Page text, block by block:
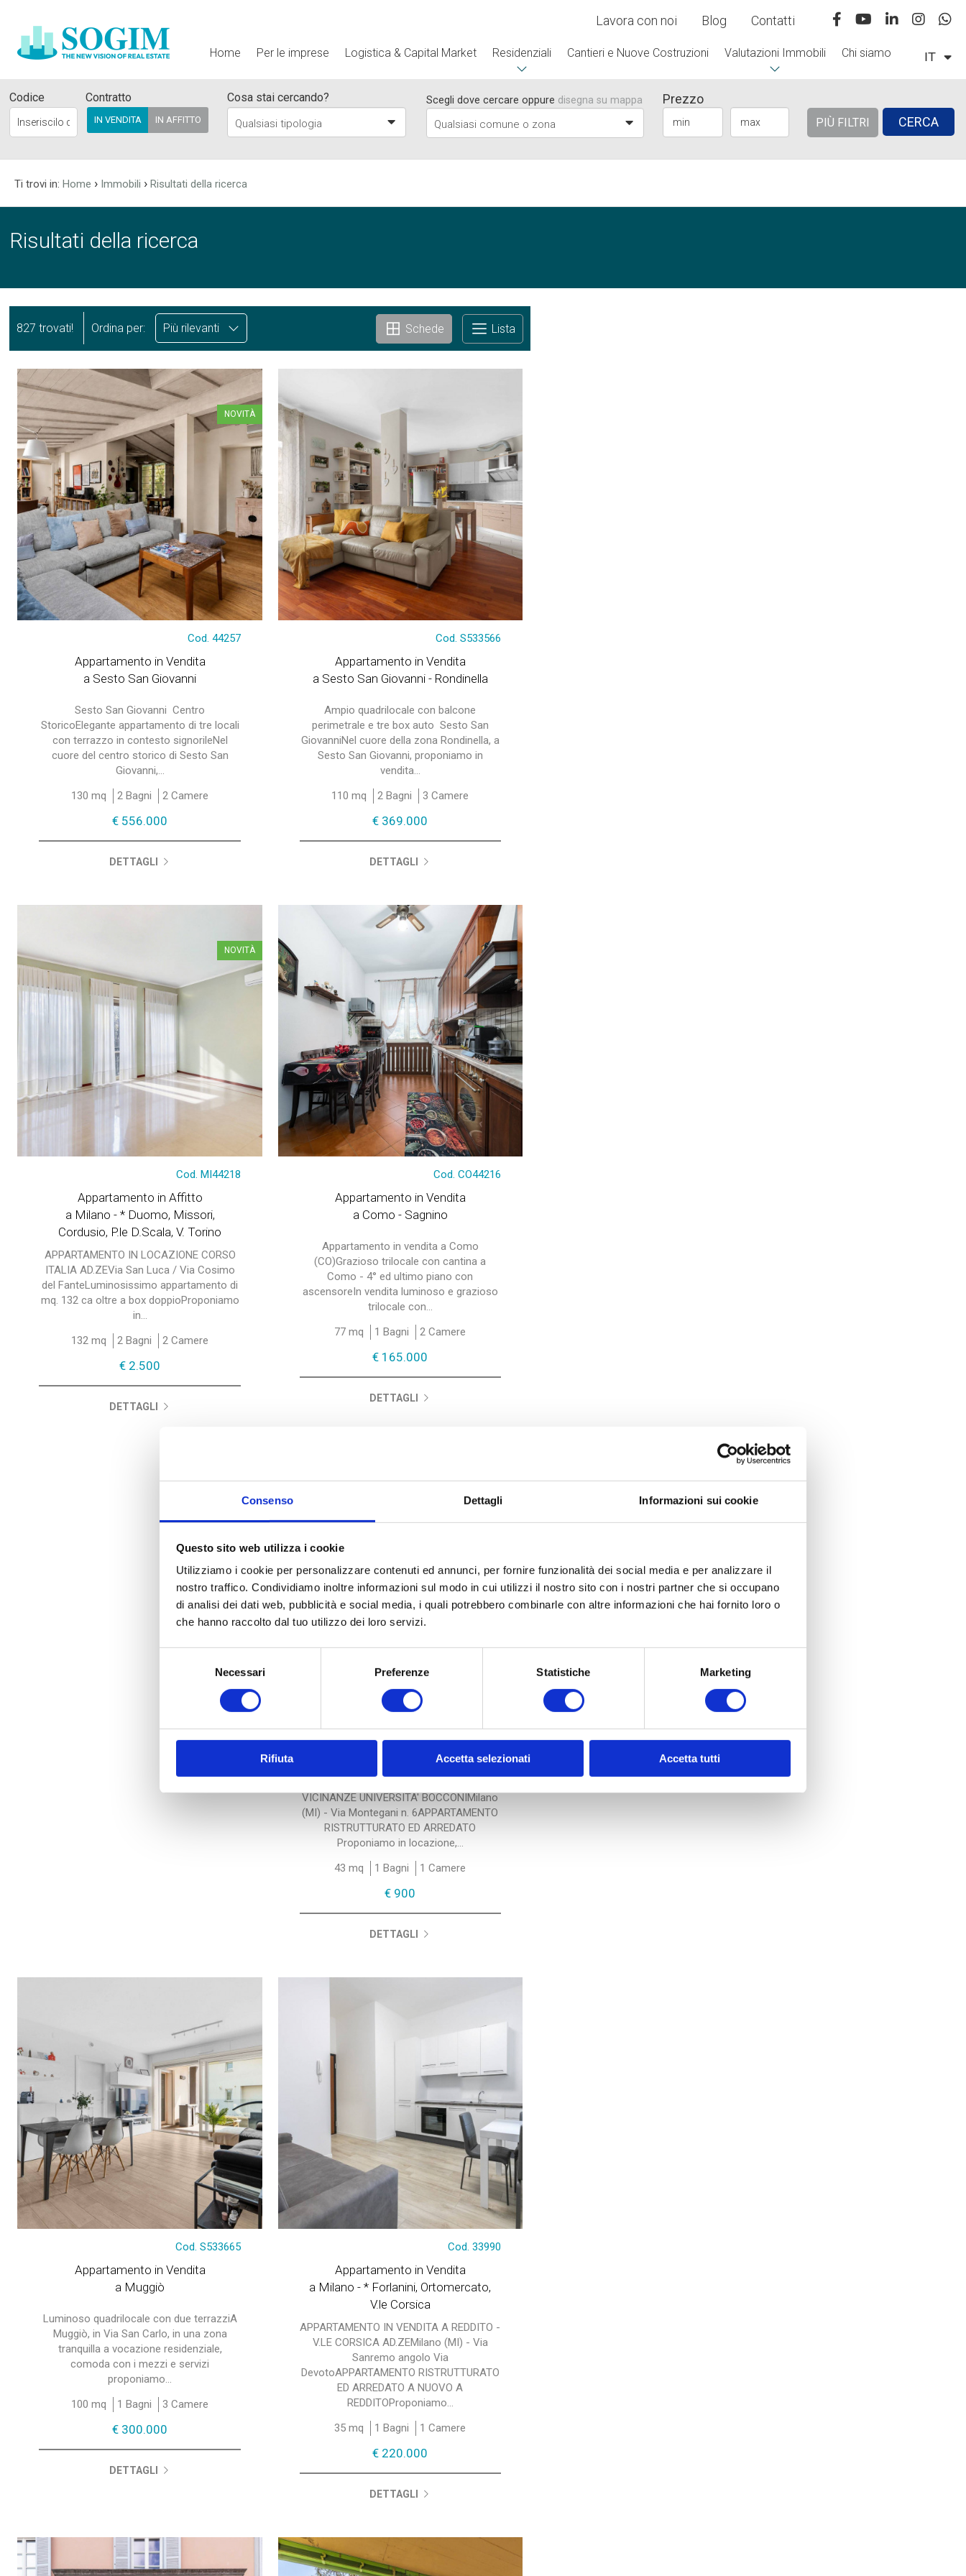
Consenso Dettagli Informazioni sui cookie
Questo sito web utilizza i cookie
Utilizziamo i cookie per personalizzare contenuti ed annunci, per fornire funzionalità dei social media e per analizzare il
nostro traffico. Condividiamo inoltre informazioni sul modo in cui utilizzi il nostro sito con i nostri partner che si occupano
di analisi dei dati web, pubblicità e social media, i quali potrebbero combinarle con altre informazioni che hai fornito loro o
che hanno raccolto dal tuo utilizzo dei loro servizi.
Necessari Preferenze Statistiche Marketing
Rifiuta Accetta selezionati Accetta tutti
Lavora con noi Blog Contatti
IT
Home Per le imprese Logistica & Capital Market Residenziali Cantieri e Nuove Costruzioni Valutazioni Immobili Chi siamo
Codice Contratto
IN VENDITA IN AFFITTO
Cosa stai cercando?
Qualsiasi tipologia
Scegli dove cercare oppure disegna su mappa
Qualsiasi comune o zona
Prezzo
PIÙ FILTRI CERCA
Ti trovi in: Home › Immobili › Risultati della ricerca
Risultati della ricerca
827 trovati! Ordina per: Più rilevanti Schede Lista
NOVITÀ
Cod. 44257
Appartamento in Vendita
a Sesto San Giovanni
Sesto San Giovanni  Centro
StoricoElegante appartamento di tre locali
con terrazzo in contesto signorileNel
cuore del centro storico di Sesto San
Giovanni,...
130 mq
2 Bagni 2 Camere
€ 556.000
DETTAGLI
Cod. S533566
Appartamento in Vendita
a Sesto San Giovanni - Rondinella
Ampio quadrilocale con balcone
perimetrale e tre box auto  Sesto San
GiovanniNel cuore della zona Rondinella, a
Sesto San Giovanni, proponiamo in
vendita...
110 mq
2 Bagni 3 Camere
€ 369.000
DETTAGLI
NOVITÀ
Cod. MI44218
Appartamento in Affitto
a Milano - * Duomo, Missori,
Cordusio, P.le D.Scala, V. Torino
APPARTAMENTO IN LOCAZIONE CORSO
ITALIA AD.ZEVia San Luca / Via Cosimo
del FanteLuminosissimo appartamento di
mq. 132 ca oltre a box doppioProponiamo
in...
132 mq
2 Bagni 2 Camere
€ 2.500
DETTAGLI
Cod. CO44216
Appartamento in Vendita
a Como - Sagnino
Appartamento in vendita a Como
(CO)Grazioso trilocale con cantina a
Como - 4° ed ultimo piano con
ascensoreIn vendita luminoso e grazioso
trilocale con...
77 mq
1 Bagni 2 Camere
€ 165.000
DETTAGLI
Appartamento in Affitto
a Milano - * Bocconi
VICINANZE UNIVERSITA' BOCCONIMilano
(MI) - Via Montegani n. 6APPARTAMENTO
RISTRUTTURATO ED ARREDATO
Proponiamo in locazione,...
43 mq
1 Bagni 1 Camere
€ 900
DETTAGLI
Cod. S533665
Appartamento in Vendita
a Muggiò
Luminoso quadrilocale con due terrazziA
Muggiò, in Via San Carlo, in una zona
tranquilla a vocazione residenziale,
comoda con i mezzi e servizi
proponiamo...
100 mq
1 Bagni 3 Camere
€ 300.000
DETTAGLI
Cod. 33990
Appartamento in Vendita
a Milano - * Forlanini, Ortomercato,
V.le Corsica
APPARTAMENTO IN VENDITA A REDDITO -
V.LE CORSICA AD.ZEMilano (MI) - Via
Sanremo angolo Via
DevotoAPPARTAMENTO RISTRUTTURATO
ED ARREDATO A NUOVO A
REDDITOProponiamo...
35 mq
1 Bagni 1 Camere
€ 220.000
DETTAGLI